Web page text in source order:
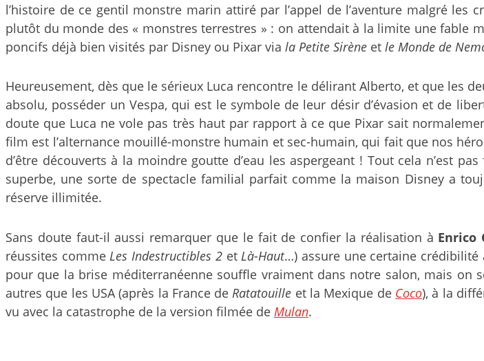
l’histoire de ce gentil monstre marin attiré par l’appel de l’aventure malgré
plutôt du monde des « monstres terrestres » : on attendait à la limite une fable
poncifs déjà bien visités par Disney ou Pixar via la Petite Sirène et le Monde de
Heureusement, dès que le sérieux Luca rencontre le délirant Alberto, et que les
absolu, posséder un Vespa, qui est le symbole de leur désir d’évasion et de
doute que Luca ne vole pas très haut par rapport à ce que Pixar sait
film est l’alternance mouillé-monstre humain et sec-humain, qui fait que nos
d’être découverts à la moindre goutte d’eau les aspergeant ! Tout cela n’est
superbe, une sorte de spectacle familial parfait comme la maison Disney a
réserve illimitée.
Sans doute faut-il aussi remarquer que le fait de confier la réalisation à Enrico
réussites commeLes Indestructibles 2etLà-Haut…) assure une certaine
pour que la brise méditerranéenne souffle vraiment dans notre salon, mais on
autres que les USA (après la France deRatatouille et la Mexique de Coco), à la
vu avec la catastrophe de la version filmée de Mulan.